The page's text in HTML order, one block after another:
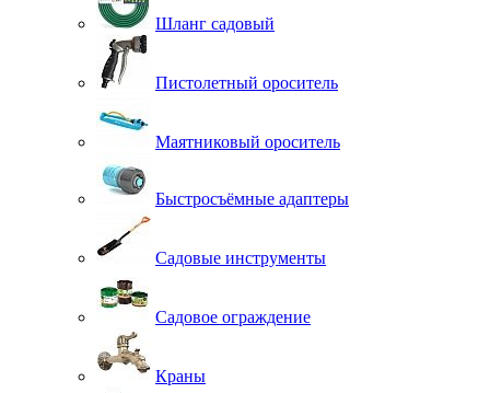
Шланг садовый
Пистолетный ороситель
Маятниковый ороситель
Быстросъёмные адаптеры
Садовые инструменты
Садовое ограждение
Краны